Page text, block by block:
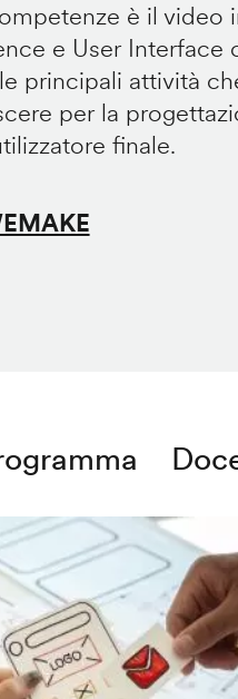
è il video
e User Interface
principali attività
per la
finale.